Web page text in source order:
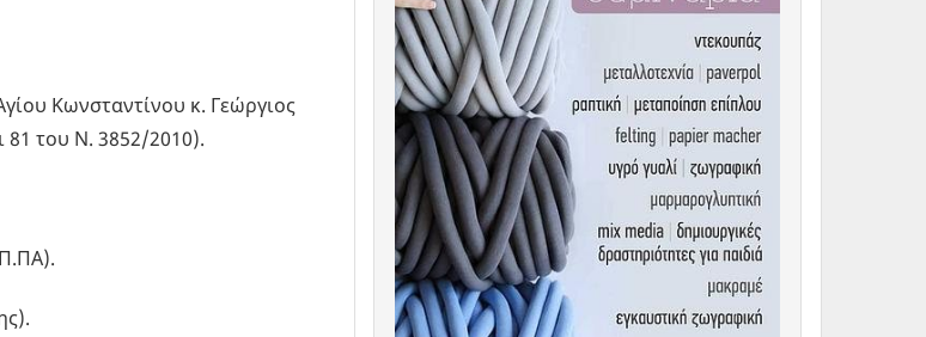
Κωνσταντίνου κ. Γεώργιος
81 του Ν. 3852/2010).